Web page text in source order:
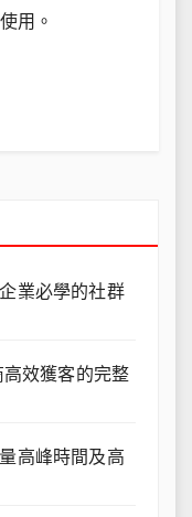
用。
業必學的社群
效獲客的完整
高峰時間及高